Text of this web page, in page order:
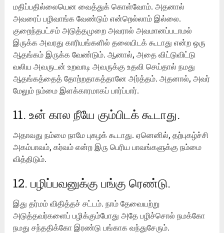
மதிப்பதில்லையென வைத்துக் கொள்வோம். அதனால்
அவரைப் பழிவாங்க வேண்டும் என்றெல்லாம் இல்லை.
குறைந்தபட்சம் அடுத்தமுறை அவரால் அவமானப்படாமல்
இருக்க அவரது காரியங்களில் தலையிடக் கூடாது என்ற ஒரு
ஆதங்கம் இருக்க வேண்டும். ஆனால், அதை விட்டுவிட்டு
வலிய அவருடன் உறவாடி அவருக்கு உதவி செய்தால் நமது
ஆதங்கத்தைத் தோற்றதாகத்தானே அர்த்தம். அதனால், அவர்
மேலும் நம்மை இளக்காரமாகப் பார்ப்பார்.
11. உன் கால நீயே கும்பிடக் கூடாது.
அதாவது நம்மை நாமே புகழக் கூடாது. ஏனெனில், தற்புகழ்ச்சி
அகம்பாவம், கர்வம் என்ற இரு பெரிய பாவங்களுக்கு நம்மை
வித்திடும்.
12. பழிப்பவனுக்கு பங்கு ரெண்டு.
இது தர்மம் விதித்தச் சட்டம். நாம் தேவையற்று
அடுத்தவர்களைப் பழிக்கும்போது அதே பழிச்சொல் நமக்கோ
நமது சந்ததிக்கோ இரண்டு பங்காக வந்துசேரும்.